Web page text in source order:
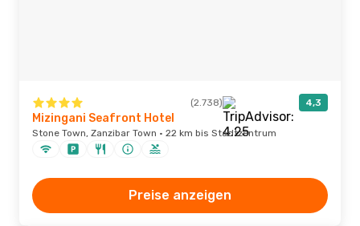
(2.738) 4,3
Mizingani Seafront Hotel
Stone Town, Zanzibar Town · 22 km bis Stadtzentrum
Preise anzeigen